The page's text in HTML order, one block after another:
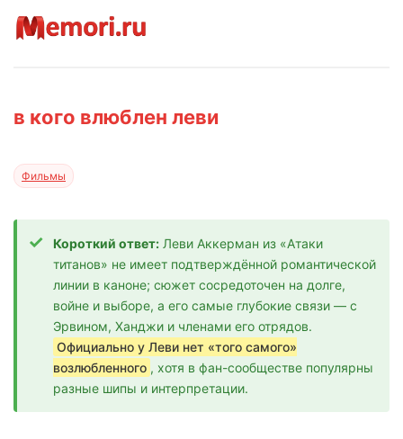
в кого влюблен леви
Фильмы
Короткий ответ: Леви Аккерман из «Атаки
титанов» не имеет подтверждённой романтической
линии в каноне; сюжет сосредоточен на долге,
войне и выборе, а его самые глубокие связи — с
Эрвином, Ханджи и членами его отрядов.
Официально у Леви нет «того самого»
возлюбленного , хотя в фан-сообществе популярны
разные шипы и интерпретации.